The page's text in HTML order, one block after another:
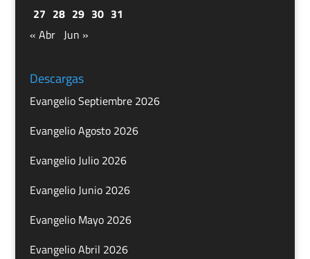
27 28 29 30 31
« Abr Jun »
Descargas
Evangelio Septiembre 2026
Evangelio Agosto 2026
Evangelio Julio 2026
Evangelio Junio 2026
Evangelio Mayo 2026
Evangelio Abril 2026